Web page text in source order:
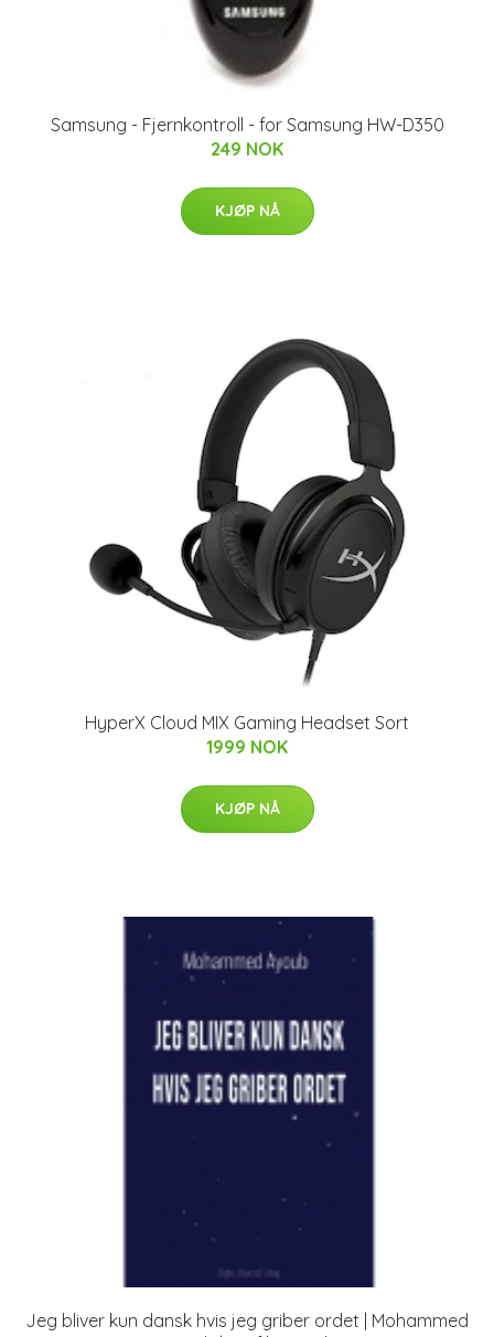
Samsung - Fjernkontroll - for Samsung HW-D350
249 NOK
KJØP NÅ
HyperX Cloud MIX Gaming Headset Sort
1999 NOK
KJØP NÅ
Jeg bliver kun dansk hvis jeg griber ordet | Mohammed